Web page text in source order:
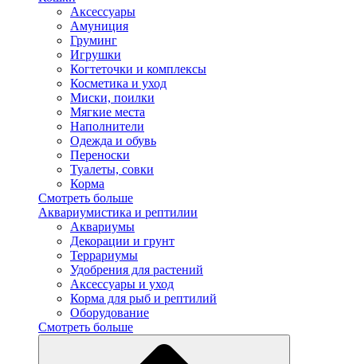
Аксессуары
Амуниция
Груминг
Игрушки
Когтеточки и комплексы
Косметика и уход
Миски, поилки
Мягкие места
Наполнители
Одежда и обувь
Переноски
Туалеты, совки
Корма
Смотреть больше
Аквариумистика и рептилии
Аквариумы
Декорации и грунт
Террариумы
Удобрения для растений
Аксессуары и уход
Корма для рыб и рептилий
Оборудование
Смотреть больше